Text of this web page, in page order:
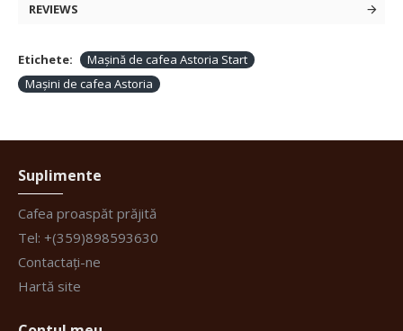
REVIEWS
Etichete:
Mașină de cafea Astoria Start
Mașini de cafea Astoria
Suplimente
Cafea proaspăt prăjită
Tel: +(359)898593630
Contactați-ne
Hartă site